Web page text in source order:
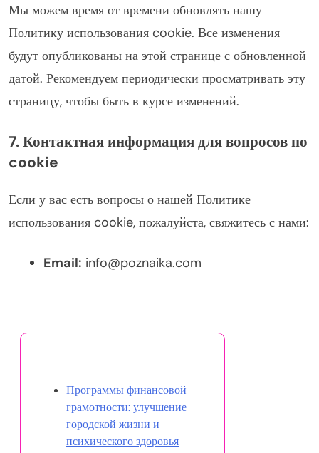
Мы можем время от времени обновлять нашу
Политику использования cookie. Все изменения
будут опубликованы на этой странице с обновленной
датой. Рекомендуем периодически просматривать эту
страницу, чтобы быть в курсе изменений.
7. Контактная информация для вопросов по
cookie
Если у вас есть вопросы о нашей Политике
использования cookie, пожалуйста, свяжитесь с нами:
Email: info@poznaika.com
Программы финансовой
грамотности: улучшение
городской жизни и
психического здоровья